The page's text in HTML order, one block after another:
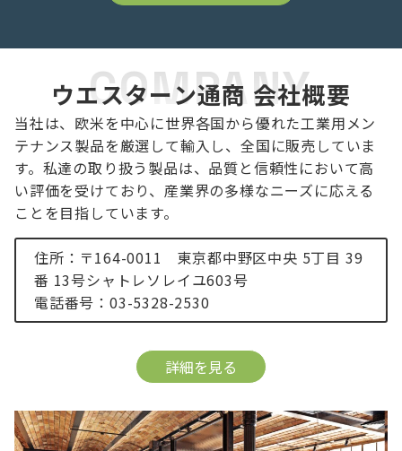
ウエスターン通商 会社概要
COMPANY
当社は、欧米を中心に世界各国から優れた工業用メン
テナンス製品を厳選して輸入し、全国に販売していま
す。私達の取り扱う製品は、品質と信頼性において高
い評価を受けており、産業界の多様なニーズに応える
ことを目指しています。
住所：〒164-0011 東京都中野区中央 5丁目 39
番 13号シャトレソレイユ603号
電話番号：03-5328-2530
詳細を見る